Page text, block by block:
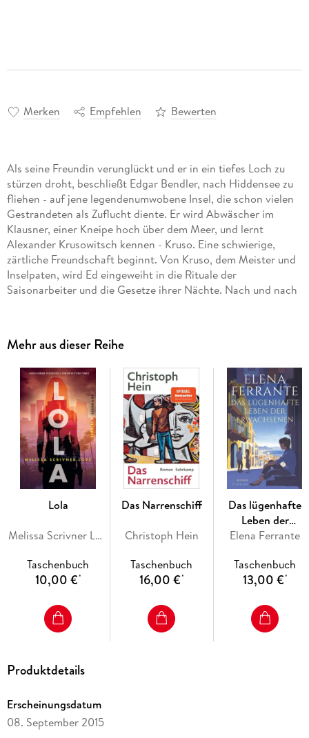
Merken Empfehlen Bewerten
Als seine Freundin verunglückt und er in ein tiefes Loch zu
stürzen droht, beschließt Edgar Bendler, nach Hiddensee zu
fliehen - auf jene legendenumwobene Insel, die schon vielen
Gestrandeten als Zuflucht diente. Er wird Abwäscher im
Klausner, einer Kneipe hoch über dem Meer, und lernt
Alexander Krusowitsch kennen - Kruso. Eine schwierige,
zärtliche Freundschaft beginnt. Von Kruso, dem Meister und
Inselpaten, wird Ed eingeweiht in die Rituale der
Saisonarbeiter und die Gesetze ihrer Nächte. Nach und nach
gefunden zu haben, erschüttert der Herbst 89 das fragile
Gefüge der Inselbewohner. Am Ende steht ein Kampf auf
Leben und Tod - und ein Versprechen. Inselabenteuer und
Geschichte einer außergewöhnlichen Freundschaft - Lutz
Seilers preisgekrönter Roman schlägt einen Bogen vom
Sommer 89 bis in die Gegenwart. Die einzigartige Recherche,
die diesem Buch zugrunde liegt, folgt den Spuren jener
Menschen, die bei ihrer Flucht über die Ostsee verschollen
sind, und führt uns dabei bis nach Kopenhagen, in die
Katakomben der dänischen Staatspolizei.
Kleiner Mond
Matthew
Wolfstraße
Die Insel
Zum Klausner
Das Tagebuch
Ans Meer
Das Frühstück
Die Christkiefer
Mehr aus dieser Reihe
Lola
Melissa Scrivner Love
Taschenbuch
10,00 €*
Das Narrenschiff
Christoph Hein
Taschenbuch
16,00 €*
Das lügenhafte
Leben der
Erwachsenen
Elena Ferrante
Taschenbuch
13,00 €*
Produktdetails
Erscheinungsdatum
08. September 2015